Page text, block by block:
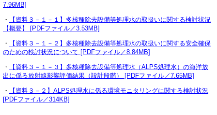
7.96MB]
・
【資料３－１－１】多核種除去設備等処理水の取扱いに関する検討状況
【概要】 [PDFファイル／3.53MB]
・
【資料３－１－２】多核種除去設備等処理水の取扱いに関する安全確保
のための検討状況について [PDFファイル／8.84MB]
・
【資料３－１－３】多核種除去設備等処理水（ALPS処理水）の海洋放
出に係る放射線影響評価結果（設計段階） [PDFファイル／7.65MB]
・
【資料３－２】ALPS処理水に係る環境モニタリングに関する検討状況
[PDFファイル／314KB]